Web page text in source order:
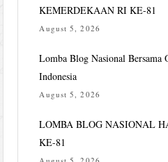
KEMERDEKAAN RI KE-81
August 5, 2026
Lomba Blog Nasional Bersama
Indonesia
August 5, 2026
LOMBA BLOG NASIONAL
KE-81